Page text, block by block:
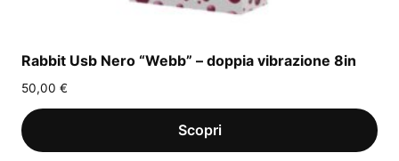
Rabbit Usb Nero “Webb” – doppia vibrazione 8in
50,00 €